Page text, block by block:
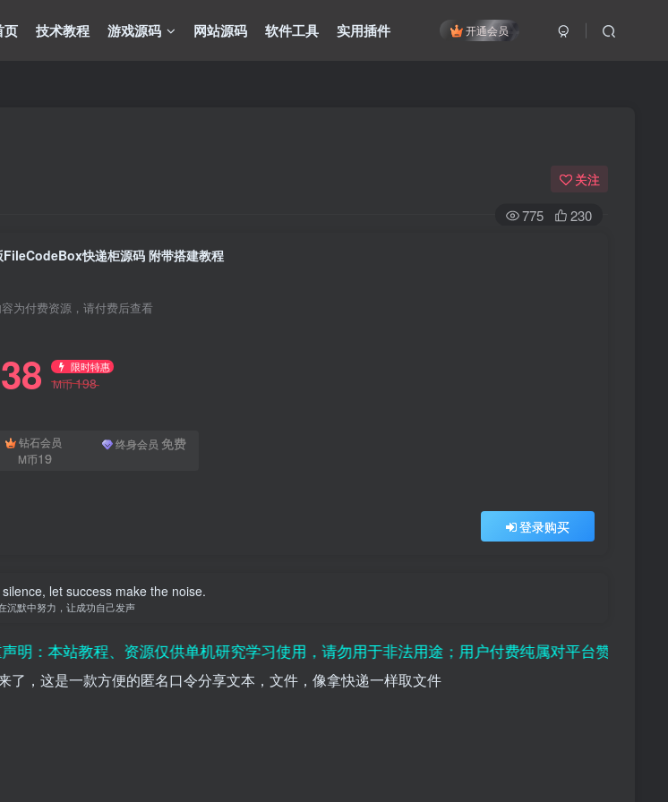
开通会员
页 技术教程 游戏源码 网站源码 软件工具 实用插件
关注
775 230
FileCodeBox快递柜源码 附带搭建教程
为付费资源，请付费后查看
38 限时特惠
M币198
钻石会员
M币19
终身会员 免费
登录购买
let success make the noise.
沉默中努力，让成功自己发声
教程、资源仅供单机研究学习使用，请勿用于非法用途；用户付费纯属对平台赞助行为，且虚拟
，这是一款方便的匿名口令分享文本，文件，像拿快递一样取文件